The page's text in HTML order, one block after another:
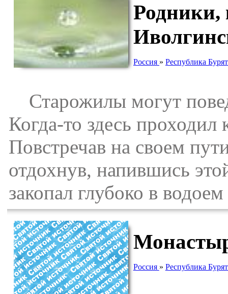
Родники,
Россия » Республика
Старожилы могут
Когда-то здесь
Повстречав на своем
отдохнув, напившись
закопал глубоко в
Россия » Республика